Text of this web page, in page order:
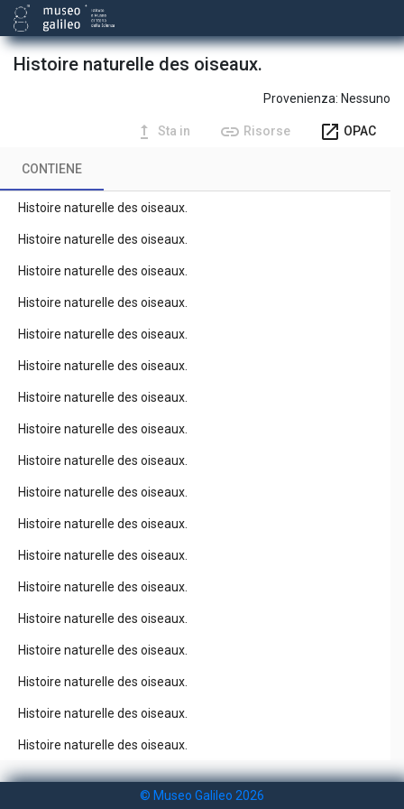
Histoire naturelle des oiseaux.
Provenienza: Nessuno
upgrade Sta in link Risorse open_in_new OPAC
CONTIENE
Histoire naturelle des oiseaux.
Histoire naturelle des oiseaux.
Histoire naturelle des oiseaux.
Histoire naturelle des oiseaux.
Histoire naturelle des oiseaux.
Histoire naturelle des oiseaux.
Histoire naturelle des oiseaux.
Histoire naturelle des oiseaux.
Histoire naturelle des oiseaux.
Histoire naturelle des oiseaux.
Histoire naturelle des oiseaux.
Histoire naturelle des oiseaux.
Histoire naturelle des oiseaux.
Histoire naturelle des oiseaux.
Histoire naturelle des oiseaux.
Histoire naturelle des oiseaux.
Histoire naturelle des oiseaux.
Histoire naturelle des oiseaux.
© Museo Galileo 2026